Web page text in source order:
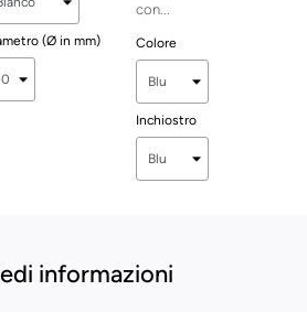
(Ø in mm)
con...
Colore
Inchiostro
informazioni